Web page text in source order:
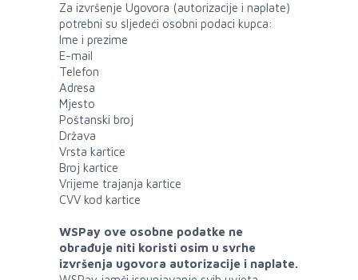
Za izvršenje Ugovora (autorizacije i naplate)
potrebni su sljedeći osobni podaci kupca:
Ime i prezime
E-mail
Telefon
Adresa
Mjesto
Poštanski broj
Država
Vrsta kartice
Broj kartice
Vrijeme trajanja kartice
CVV kod kartice
WSPay ove osobne podatke ne
obrađuje niti koristi osim u svrhe
izvršenja ugovora autorizacije i naplate.